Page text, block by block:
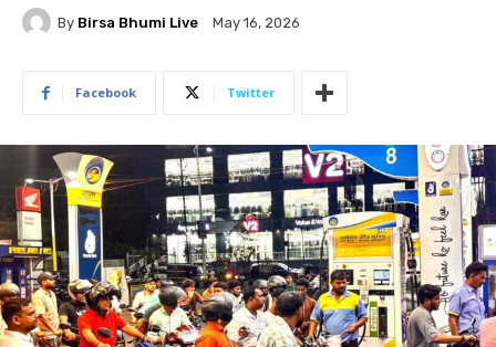
By Birsa Bhumi Live May 16, 2026
Facebook Twitter